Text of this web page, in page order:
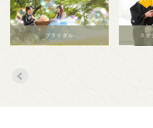
スタジオウェディング